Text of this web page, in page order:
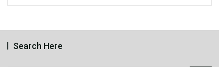
Search Here